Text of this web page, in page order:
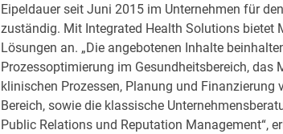
Eipeldauer seit Juni 2015 im Unternehmen für
zuständig. Mit Integrated Health Solutions bietet
Lösungen an. „Die angebotenen Inhalte
Prozessoptimierung im Gesundheitsbereich, das
klinischen Prozessen, Planung und Finanzierung
Bereich, sowie die klassische
Public Relations und Reputation Management“,